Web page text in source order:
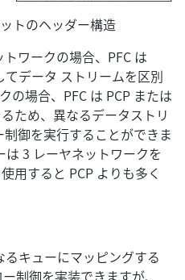
トのヘッダー構造
ワークの場合、PFC は
てデータ ストリームを区別
の場合、PFC は PCP または
ため、異なるデータストリ
御を実行することができま
3 レーヤネットワークを
用すると PCP よりも多く
キューにマッピングする